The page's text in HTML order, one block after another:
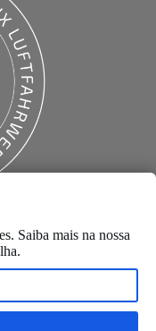
Saiba mais na nossa